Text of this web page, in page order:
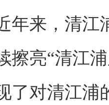
年来，清江
擦亮“清江
了对清江浦